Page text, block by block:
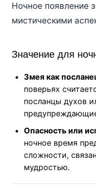
Ночное появление
мистическими
Значение для
Змея как
поверьях
посланцы духов
Опасность или
ночное время
сложности,
мудростью.